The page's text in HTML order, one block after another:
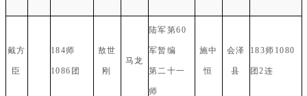
戴方
臣
184师
1086团
敖世
刚
马龙
陆军第60
军暂编
第二十一
师
施中
恒
会泽
县
183师1080
团2连